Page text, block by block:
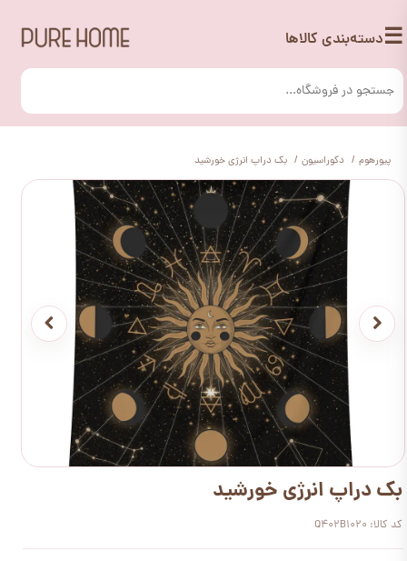
☰دسته‌بندی کالاها
پیورهوم دکوراسیون بک دراپ انرژی خورشید
بک دراپ انرژی خورشید
کد کالا: Q402B1020